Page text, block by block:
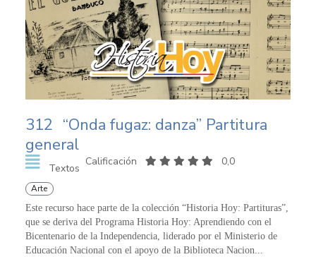
312 “Onda fugaz: danza” Partitura
general
Textos
Calificación 0,0
Arte
Este recurso hace parte de la colección “Historia Hoy: Partituras”,
que se deriva del Programa Historia Hoy: Aprendiendo con el
Bicentenario de la Independencia, liderado por el Ministerio de
Educación Nacional con el apoyo de la Biblioteca Nacion...